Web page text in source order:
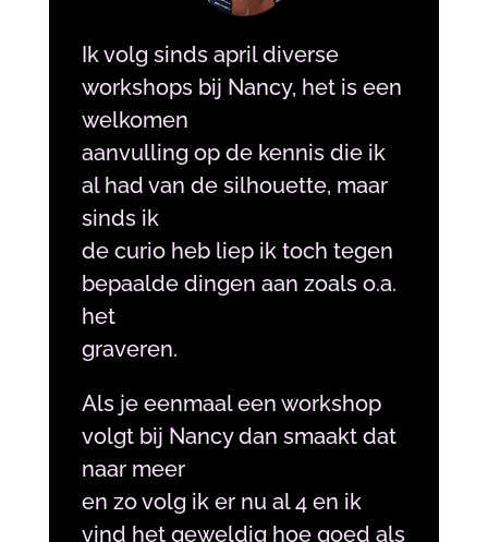
Ik volg sinds april diverse
workshops bij Nancy, het is een
welkomen
aanvulling op de kennis die ik
al had van de silhouette, maar
sinds ik
de curio heb liep ik toch tegen
bepaalde dingen aan zoals o.a.
het
graveren.
Als je eenmaal een workshop
volgt bij Nancy dan smaakt dat
naar meer
en zo volg ik er nu al 4 en ik
vind het geweldig hoe goed als